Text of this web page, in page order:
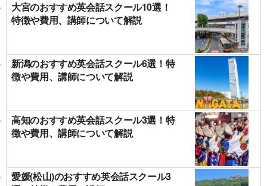
大宮のおすすめ英会話スクール10選！
特徴や費用、講師について解説
新潟のおすすめ英会話スクール6選！特
徴や費用、講師について解説
高知のおすすめ英会話スクール3選！特
徴や費用、講師について解説
愛媛(松山)のおすすめ英会話スクール3